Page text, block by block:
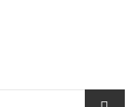
Search